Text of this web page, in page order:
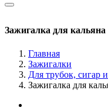
Зажигалка для
Главная
Зажигалки
Для трубок, сигар
Зажигалка для